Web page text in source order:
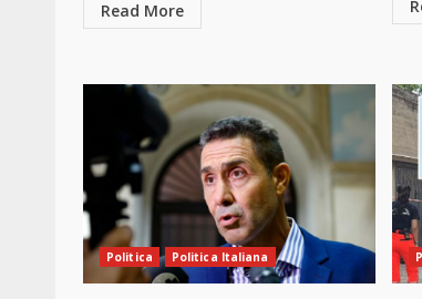
Read More
Politica Politica Italiana